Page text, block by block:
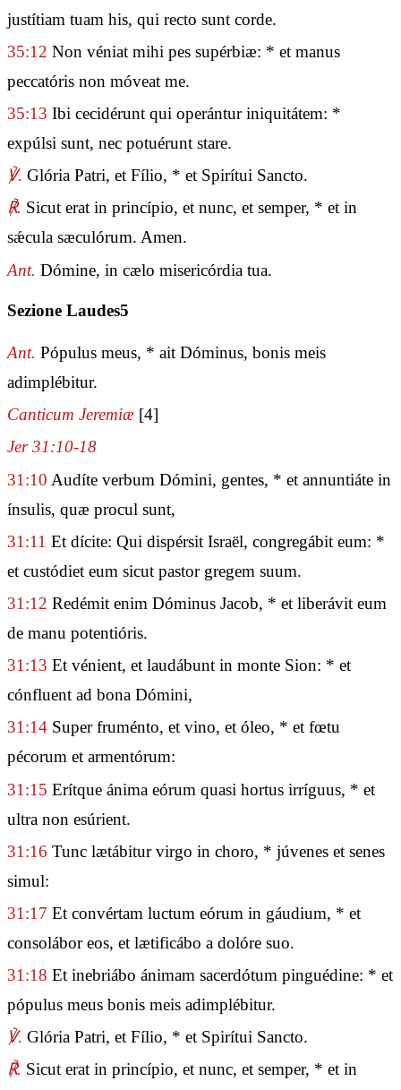
justítiam tuam his, qui recto sunt corde.
35:12 Non véniat mihi pes supérbiæ: * et manus
peccatóris non móveat me.
35:13 Ibi cecidérunt qui operántur iniquitátem: *
expúlsi sunt, nec potuérunt stare.
℣. Glória Patri, et Fílio, * et Spirítui Sancto.
℟. Sicut erat in princípio, et nunc, et semper, * et in
sǽcula sæculórum. Amen.
Ant. Dómine, in cælo misericórdia tua.
Sezione Laudes5
Ant. Pópulus meus, * ait Dóminus, bonis meis
adimplébitur.
Canticum Jeremiæ [4]
Jer 31:10-18
31:10 Audíte verbum Dómini, gentes, * et annuntiáte in
ínsulis, quæ procul sunt,
31:11 Et dícite: Qui dispérsit Israël, congregábit eum: *
et custódiet eum sicut pastor gregem suum.
31:12 Redémit enim Dóminus Jacob, * et liberávit eum
de manu potentióris.
31:13 Et vénient, et laudábunt in monte Sion: * et
cónfluent ad bona Dómini,
31:14 Super fruménto, et vino, et óleo, * et fœtu
pécorum et armentórum:
31:15 Erítque ánima eórum quasi hortus irríguus, * et
ultra non esúrient.
31:16 Tunc lætábitur virgo in choro, * júvenes et senes
simul:
31:17 Et convértam luctum eórum in gáudium, * et
consolábor eos, et lætificábo a dolóre suo.
31:18 Et inebriábo ánimam sacerdótum pinguédine: * et
pópulus meus bonis meis adimplébitur.
℣. Glória Patri, et Fílio, * et Spirítui Sancto.
℟. Sicut erat in princípio, et nunc, et semper, * et in